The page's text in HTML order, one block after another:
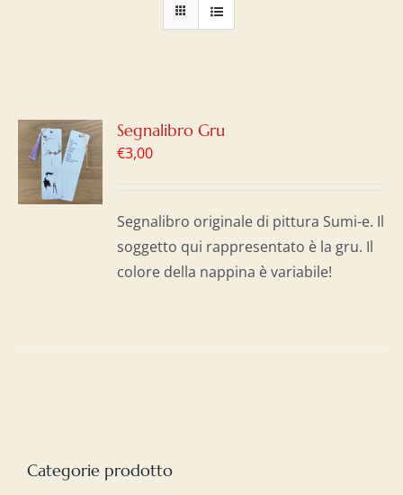
Segnalibro Gru
€3,00
Segnalibro originale di pittura Sumi-e. Il
soggetto qui rappresentato è la gru. Il
colore della nappina è variabile!
Categorie prodotto